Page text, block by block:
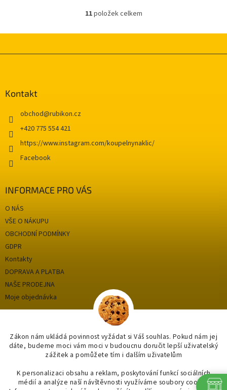
Zákon nám ukládá povinnost vyžádat si Váš souhlas. Pokud nám jej
dáte, budeme moci vám moci v budoucnu doručit lepší uživatelský
zážitek a pomůžete tím i dalším uživatelům
K personalizaci obsahu a reklam, poskytování funkcí sociálních
médií a analýze naší návštěvnosti využíváme soubory cookie.
O
l
d
v
11položek celkem
Kontakt
obchod@rubikon.cz
+420 775 554 421
Facebook
https://www.instagram.com/koupelnynaklic/
INFORMACE PRO VÁS
O NÁS
VŠE O NÁKUPU
OBCHODNÍ PODMÍNKY
GDPR
Kontakty
DOPRAVA A PLATBA
NAŠE PRODEJNA
Moje objednávka
Kategorie
OUTLET až -75%
OBKLADY A DLAŽBY
KOUPELNY